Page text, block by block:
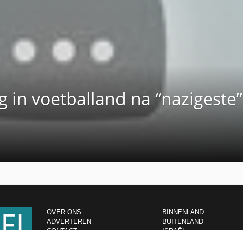
in voetballand na “nazigeste”
OVER ONS
ADVERTEREN
BINNENLAND
BUITENLAND